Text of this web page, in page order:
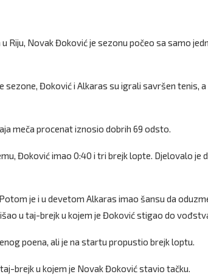
Riju, Novak Đoković je sezonu počeo sa samo
Đoković i Alkaras su igrali savršen tenis, a
meča procenat iznosio dobrih 69 odsto.
Đoković imao 0:40 i tri brejk lopte. Djelovalo je
je i u devetom Alkaras imao šansu da
u taj-brejk u kojem je Đoković stigao do
poena, ali je na startu propustio brejk loptu.
brejk u kojem je Novak Đoković stavio tačku.